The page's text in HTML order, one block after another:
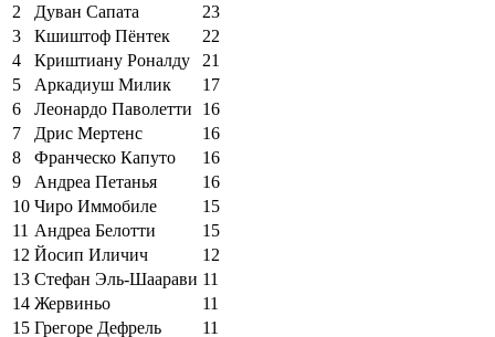
2
Дуван Сапата
23
3
Кшиштоф Пёнтек
22
4
Криштиану Роналду
21
5
Аркадиуш Милик
17
6
Леонардо Паволетти
16
7
Дрис Мертенс
16
8
Франческо Капуто
16
9
Андреа Петанья
16
10 Чиро Иммобиле
15
11 Андреа Белотти
15
12 Йосип Иличич
12
13 Стефан Эль-Шаарави 11
14 Жервиньо
11
15 Грегоре Дефрель
11